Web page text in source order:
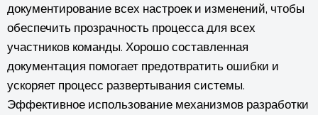
документирование всех настроек и изменений, чтобы
обеспечить прозрачность процесса для всех
участников команды. Хорошо составленная
документация помогает предотвратить ошибки и
ускоряет процесс развертывания системы.
Эффективное использование механизмов разработки